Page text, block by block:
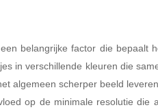
belangrijke factor die bepaalt
in verschillende kleuren die
algemeen scherper beeld
op de minimale resolutie